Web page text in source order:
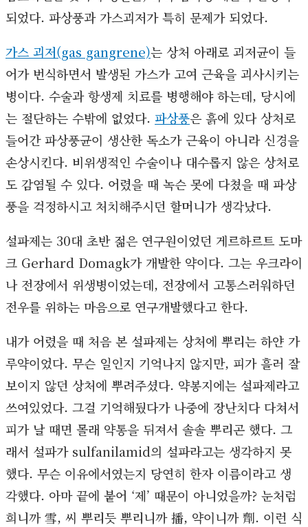
되었다. 파상풍과 가스괴저가 특히 문제가 되었다.
가스 괴저(gas gangrene)는 상처 아래로 괴저균이 들
어가 번식하면서 발생된 가스가 고여 근육을 괴사시키는
병이다. 수술과 항생제 치료를 병행해야 하는데, 당시에
는 절단하는 수밖에 없었다. 파상풍은 흙에 있다 상처로
들어간 파상풍균이 생산한 독소가 근육이 아니라 신경을
손상시킨다. 비위생적인 수술이나 대수롭지 않은 상처로
도 감염될 수 있다. 어렸을 때 녹슨 못에 다쳤을 때 파상
풍을 걱정하시고 처치해주시던 할머니가 생각났다.
설파제는 30대 초반 젊은 연구원이었던 게르하르트 도마
크 Gerhard Domagk가 개발한 약이다. 그는 우크라이
나 전장에서 위생병이었는데, 전장에서 고통스러워하던
전우를 위하는 마음으로 연구개발했다고 한다.
내가 어렸을 때 처음 본 설파제는 상처에 뿌리는 하얀 가
루약이었다. 무슨 일인지 기억나지 않지만, 피가 흘러 잘
보이지 않던 상처에 뿌려주셨다. 약봉지에는 설파제라고
쓰여있었다. 그걸 기억해뒀다가 나중에 장난치다 다쳐서
피가 날 때면 몰래 약통을 뒤져서 솔솔 뿌리곤 했다. 그
래서 설파가 sulfanilamid의 설파라고는 생각하지 못
했다. 무슨 이유에서였는지 당연히 한자 이름이라고 생
각했다. 아마 끝에 붙어 ‘제’ 때문이 아니었을까? 눈처럼
희니까 雪, 씨 뿌리듯 뿌리니까 播, 약이니까 劑. 이런 식